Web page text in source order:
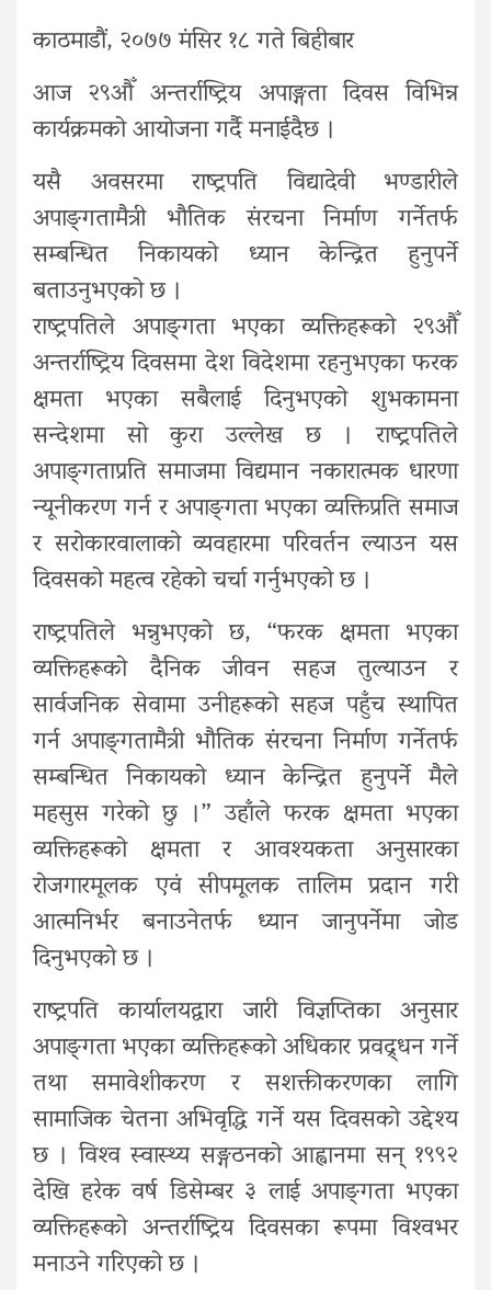
काठमाडौं, २०७७ मंसिर १८ गते बिहीबार
आज २९औँ अन्तर्राष्ट्रिय अपाङ्गता दिवस विभिन्न
कार्यक्रमको आयोजना गर्दै मनाईदैछ ।
यसै अवसरमा राष्ट्रपति विद्यादेवी भण्डारीले
अपाङ्‍गतामैत्री भौतिक संरचना निर्माण गर्नेतर्फ
सम्बन्धित निकायको ध्यान केन्द्रित हुनुपर्ने
बताउनुभएको छ ।
राष्ट्रपतिले अपाङ्‍गता भएका व्यक्तिहरूको २९औँ
अन्तर्राष्ट्रिय दिवसमा देश विदेशमा रहनुभएका फरक
क्षमता भएका सबैलाई दिनुभएको शुभकामना
सन्देशमा सो कुरा उल्लेख छ । राष्ट्रपतिले
अपाङ्‍गताप्रति समाजमा विद्यमान नकारात्मक धारणा
न्यूनीकरण गर्न र अपाङ्‍गता भएका व्यक्तिप्रति समाज
र सरोकारवालाको व्यवहारमा परिवर्तन ल्याउन यस
दिवसको महत्व रहेको चर्चा गर्नुभएको छ ।
राष्ट्रपतिले भन्नुभएको छ, “फरक क्षमता भएका
व्यक्तिहरूको दैनिक जीवन सहज तुल्याउन र
सार्वजनिक सेवामा उनीहरूको सहज पहुँच स्थापित
गर्न अपाङ्‍गतामैत्री भौतिक संरचना निर्माण गर्नेतर्फ
सम्बन्धित निकायको ध्यान केन्द्रित हुनुपर्ने मैले
महसुस गरेको छु ।” उहाँले फरक क्षमता भएका
व्यक्तिहरूको क्षमता र आवश्यकता अनुसारका
रोजगारमूलक एवं सीपमूलक तालिम प्रदान गरी
आत्मनिर्भर बनाउनेतर्फ ध्यान जानुपर्नेमा जोड
दिनुभएको छ ।
राष्ट्रपति कार्यालयद्वारा जारी विज्ञप्तिका अनुसार
अपाङ्‍गता भएका व्यक्तिहरूको अधिकार प्रवद्र्धन गर्ने
तथा समावेशीकरण र सशक्तीकरणका लागि
सामाजिक चेतना अभिवृद्धि गर्ने यस दिवसको उद्देश्य
छ । विश्‍व स्वास्थ्य सङ्गठनको आह्वानमा सन् १९९२
देखि हरेक वर्ष डिसेम्बर ३ लाई अपाङ्‍गता भएका
व्यक्तिहरूको अन्तर्राष्ट्रिय दिवसका रूपमा विश्‍वभर
मनाउने गरिएको छ ।